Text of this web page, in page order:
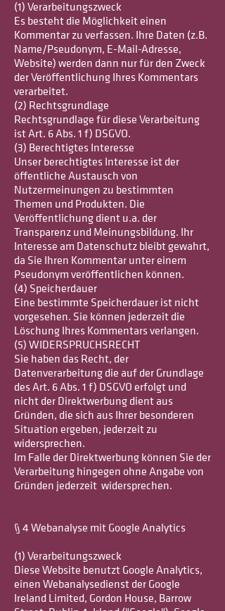
(1) Verarbeitungszweck
Es besteht die Möglichkeit einen
Kommentar zu verfassen. Ihre Daten (z.B.
Name/Pseudonym, E-Mail-Adresse,
Website) werden dann nur für den Zweck
der Veröffentlichung Ihres Kommentars
verarbeitet.
(2) Rechtsgrundlage
Rechtsgrundlage für diese Verarbeitung
ist Art. 6 Abs. 1 f) DSGVO.
(3) Berechtigtes Interesse
Unser berechtigtes Interesse ist der
öffentliche Austausch von
Nutzermeinungen zu bestimmten
Themen und Produkten. Die
Veröffentlichung dient u.a. der
Transparenz und Meinungsbildung. Ihr
Interesse am Datenschutz bleibt gewahrt,
da Sie Ihren Kommentar unter einem
Pseudonym veröffentlichen können.
(4) Speicherdauer
Eine bestimmte Speicherdauer ist nicht
vorgesehen. Sie können jederzeit die
Löschung Ihres Kommentars verlangen.
(5) WIDERSPRUCHSRECHT
Sie haben das Recht, der
Datenverarbeitung die auf der Grundlage
des Art. 6 Abs. 1 f) DSGVO erfolgt und
nicht der Direktwerbung dient aus
Gründen, die sich aus Ihrer besonderen
Situation ergeben, jederzeit zu
widersprechen.
Im Falle der Direktwerbung können Sie der
Verarbeitung hingegen ohne Angabe von
Gründen jederzeit widersprechen.
§ 4 Webanalyse mit Google Analytics
(1) Verarbeitungszweck
Diese Website benutzt Google Analytics,
einen Webanalysedienst der Google
Ireland Limited, Gordon House, Barrow